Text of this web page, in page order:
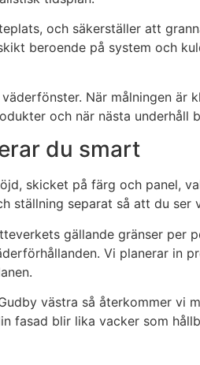
och säkerställer att
beroende på system och
När målningen är
och när nästa underhåll
du smart
skicket på färg och panel,
ställning separat så att du ser
gällande gränser
Vi planerar
västra så återkommer vi
blir lika vacker som